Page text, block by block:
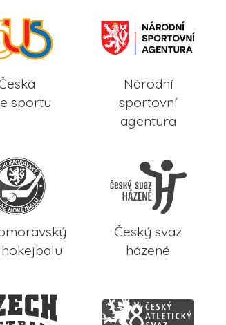
sportu
Národní
sportovní
agentura
Český svaz
házené